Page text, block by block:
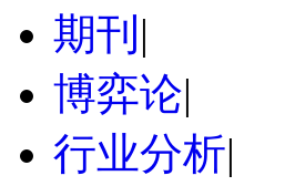
期刊 |
博弈论|
行业分析|